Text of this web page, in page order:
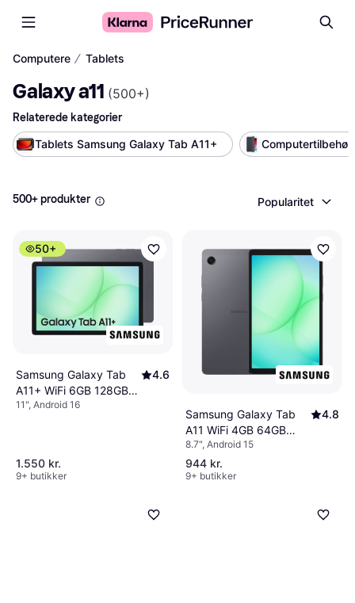
Computere ∕ Tablets
Galaxy a11 (500+)
Relaterede kategorier
Tablets Samsung Galaxy Tab A11+
Computertilbehør
500+ produkter Popularitet
50+
Samsung Galaxy Tab
A11+ WiFi 6GB 128GB
Grey
4.6
11", Android 16
1.550 kr.
9+ butikker
Samsung Galaxy Tab
A11 WiFi 4GB 64GB
Grey
4.8
8.7", Android 15
944 kr.
9+ butikker